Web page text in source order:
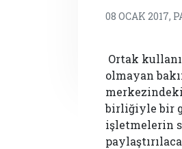
08 OCAK 2017,
Ortak
olmayan
birliğiyle bir
işletmelerin